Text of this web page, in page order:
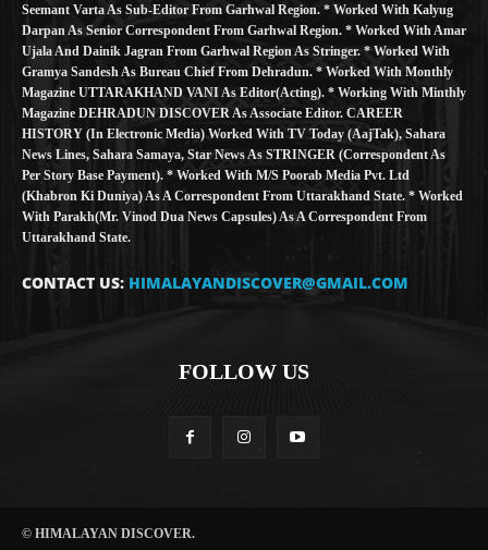
Seemant Varta As Sub-Editor From Garhwal Region. * Worked With Kalyug
Darpan As Senior Correspondent From Garhwal Region. * Worked With Amar
Ujala And Dainik Jagran From Garhwal Region As Stringer. * Worked With
Gramya Sandesh As Bureau Chief From Dehradun. * Worked With Monthly
Magazine UTTARAKHAND VANI As Editor(Acting). * Working With Minthly
Magazine DEHRADUN DISCOVER As Associate Editor. CAREER
HISTORY (in Electronic Media) Worked With TV Today (AajTak), Sahara
News Lines, Sahara Samaya, Star News As STRINGER (Correspondent As
Per Story Base Payment). * Worked With M/S Poorab Media Pvt. Ltd
(Khabron Ki Duniya) As A Correspondent From Uttarakhand State. * Worked
With Parakh(Mr. Vinod Dua News Capsules) As A Correspondent From
Uttarakhand State.
CONTACT US: HIMALAYANDISCOVER@GMAIL.COM
FOLLOW US
© HIMALAYAN DISCOVER.